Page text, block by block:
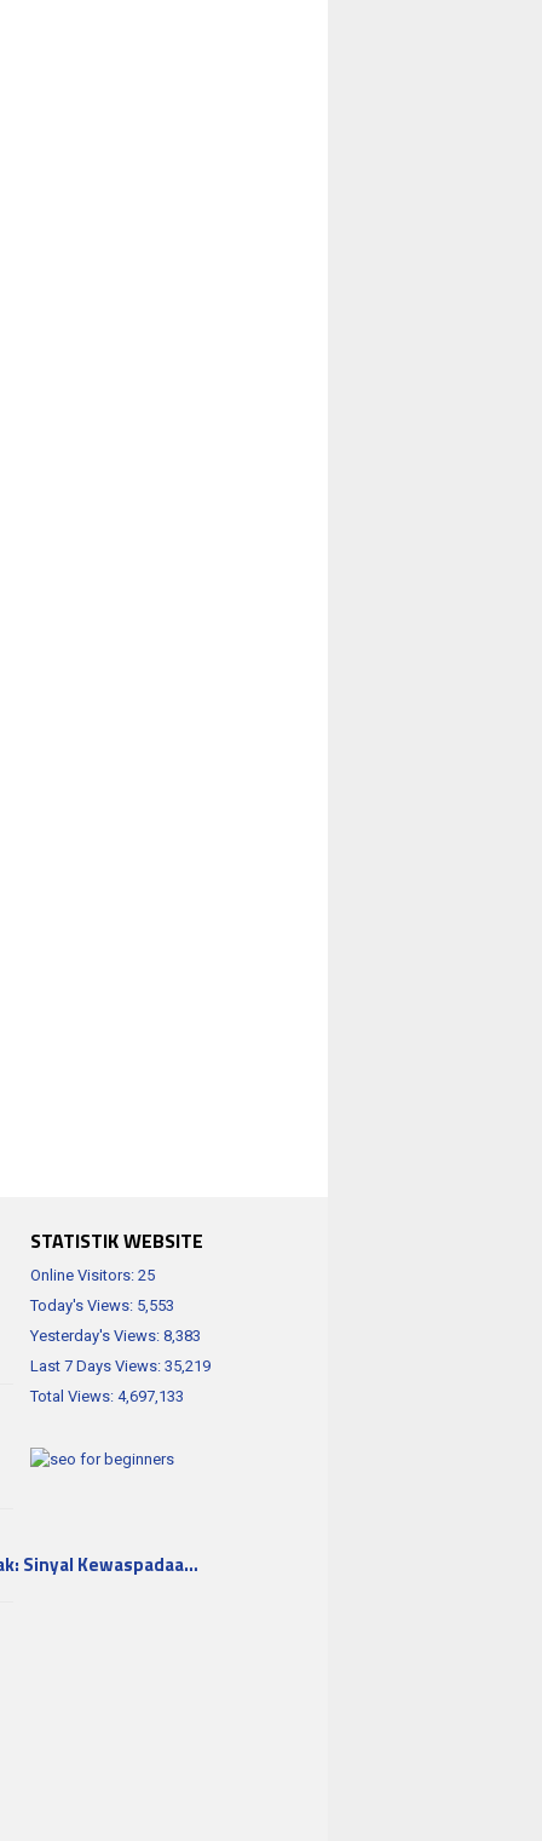
Sinyal Kewaspadaa…
STATISTIK WEBSITE
Online Visitors: 25
Today's Views: 5,553
Yesterday's Views: 8,383
Last 7 Days Views: 35,219
Total Views: 4,697,133